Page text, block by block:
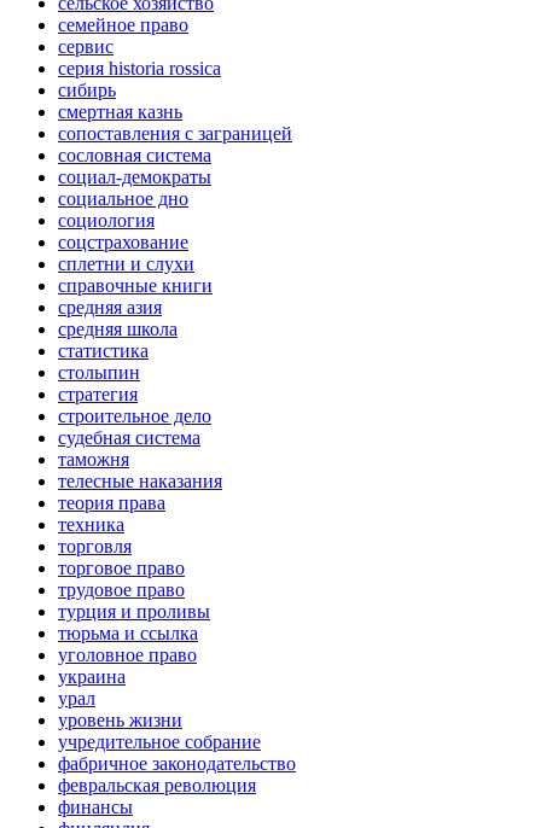
семейное право
сервис
серия historia rossica
сибирь
смертная казнь
сопоставления с заграницей
сословная система
социал-демократы
социальное дно
социология
соцстрахование
сплетни и слухи
справочные книги
средняя азия
средняя школа
статистика
столыпин
стратегия
строительное дело
судебная система
таможня
телесные наказания
теория права
техника
торговля
торговое право
трудовое право
турция и проливы
тюрьма и ссылка
уголовное право
украина
урал
уровень жизни
учредительное собрание
фабричное законодательство
февральская революция
финансы